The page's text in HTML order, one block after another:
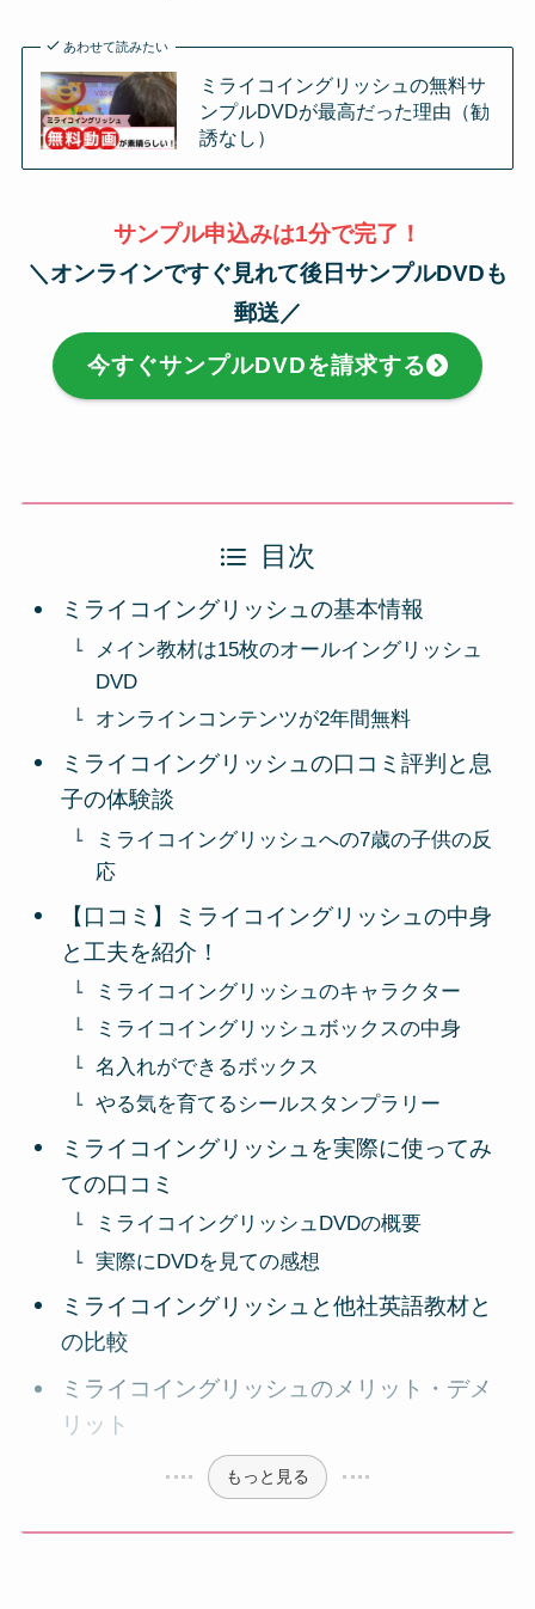
あわせて読みたい
ミライコイングリッシュの無料サ
ンプルDVDが最高だった理由（勧
誘なし）
サンプル申込みは1分で完了！
＼オンラインですぐ見れて後日サンプルDVDも
郵送／
今すぐサンプルDVDを請求する
目次
ミライコイングリッシュの基本情報
メイン教材は15枚のオールイングリッシュ
DVD
オンラインコンテンツが2年間無料
ミライコイングリッシュの口コミ評判と息
子の体験談
ミライコイングリッシュへの7歳の子供の反
応
【口コミ】ミライコイングリッシュの中身
と工夫を紹介！
ミライコイングリッシュのキャラクター
ミライコイングリッシュボックスの中身
名入れができるボックス
やる気を育てるシールスタンプラリー
ミライコイングリッシュを実際に使ってみ
ての口コミ
ミライコイングリッシュDVDの概要
実際にDVDを見ての感想
ミライコイングリッシュと他社英語教材と
の比較
ミライコイングリッシュのメリット・デメ
リット
もっと見る